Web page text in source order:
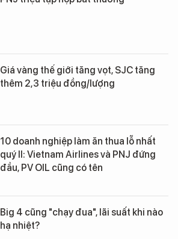
Giá vàng thế giới tăng vọt, SJC tăng
thêm 2,3 triệu đồng/lượng
10 doanh nghiệp làm ăn thua lỗ nhất
quý II: Vietnam Airlines và PNJ đứng
đầu, PV OIL cũng có tên
Big 4 cũng "chạy đua", lãi suất khi nào
hạ nhiệt?